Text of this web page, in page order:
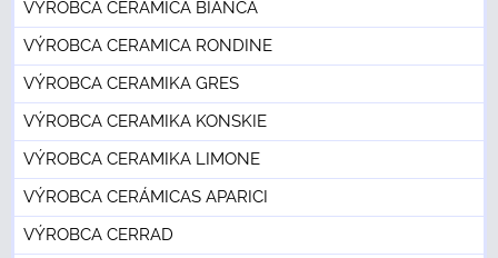
VÝROBCA CERAMICA BIANCA
VÝROBCA CERAMICA RONDINE
VÝROBCA CERAMIKA GRES
VÝROBCA CERAMIKA KONSKIE
VÝROBCA CERAMIKA LIMONE
VÝROBCA CERÁMICAS APARICI
VÝROBCA CERRAD